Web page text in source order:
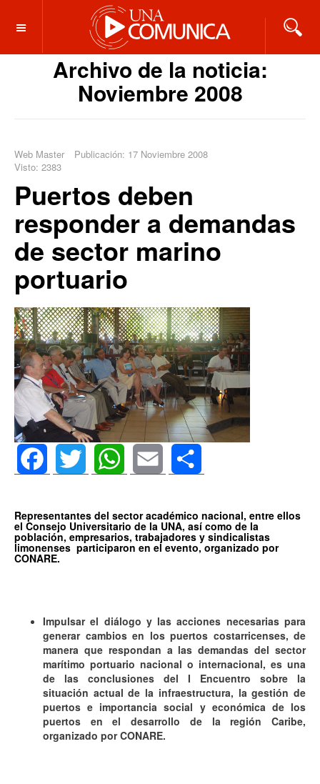
OFF CANVAS
Archivo de la noticia:
Noviembre 2008
Web Master
Publicación: 17 Noviembre 2008
Visto: 2383
Puertos deben
responder a demandas
de sector marino
portuario
Representantes del sector académico nacional, entre ellos
el Consejo Universitario de la UNA, así como de la
población, empresarios, trabajadores y sindicalistas
limonenses participaron en el evento, organizado por
CONARE.
Impulsar el diálogo y las acciones necesarias para
generar cambios en los puertos costarricenses, de
manera que respondan a las demandas del sector
marítimo portuario nacional o internacional, es una
de las conclusiones del I Encuentro sobre la
situación actual de la infraestructura, la gestión de
puertos e importancia social y económica de los
puertos en el desarrollo de la región Caribe,
organizado por CONARE.